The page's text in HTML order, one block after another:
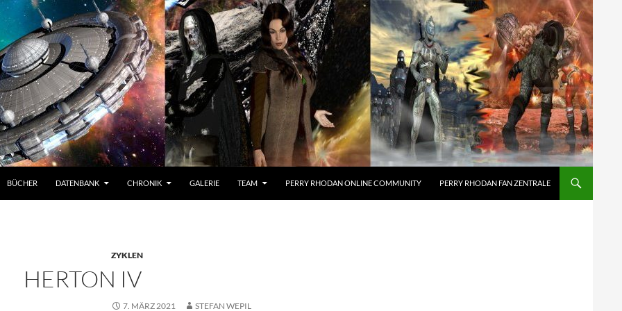
BÜCHER DATENBANK CHRONIK GALERIE TEAM PERRY RHODAN ONLINE COMMUNITY PERRY RHODAN FAN ZENTRALE
ZYKLEN
HERTON IV
7. MÄRZ 2021 STEFAN WEPIL